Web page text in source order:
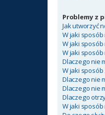
Problemy z
Jak utworzyć
W jaki sposób
W jaki
W jaki
Dlaczego nie
W jaki sposób
Dlaczego nie
Dlaczego nie
Dlaczego
W jaki sposób